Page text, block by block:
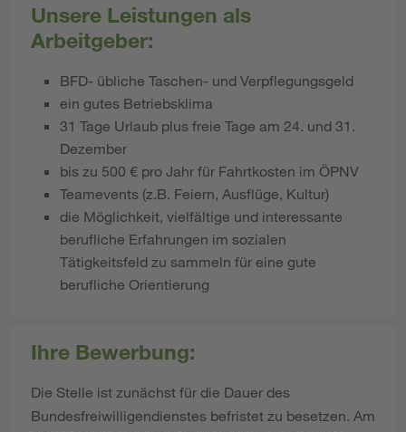
Unsere Leistungen als
Arbeitgeber:
BFD- übliche Taschen- und Verpflegungsgeld
ein gutes Betriebsklima
31 Tage Urlaub plus freie Tage am 24. und 31.
Dezember
bis zu 500 € pro Jahr für Fahrtkosten im ÖPNV
Teamevents (z.B. Feiern, Ausflüge, Kultur)
die Möglichkeit, vielfältige und interessante
berufliche Erfahrungen im sozialen
Tätigkeitsfeld zu sammeln für eine gute
berufliche Orientierung
Ihre Bewerbung:
Die Stelle ist zunächst für die Dauer des
Bundesfreiwilligendienstes befristet zu besetzen. Am